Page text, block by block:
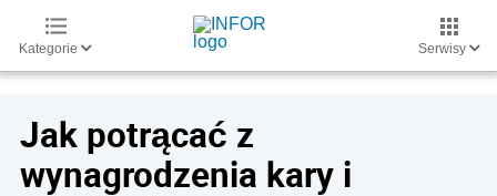
Kategorie Serwisy
Jak potrącać z
wynagrodzenia kary i